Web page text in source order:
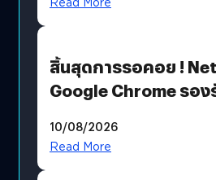
Read More
สิ้นสุดการรอคอย !
Google Chrome รอ
เงื่อนไขที่กำหนด
10/08/2026
Read More